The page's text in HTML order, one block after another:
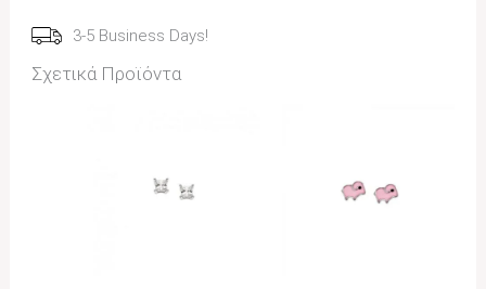
3-5 Business Days!
Σχετικά Προϊόντα